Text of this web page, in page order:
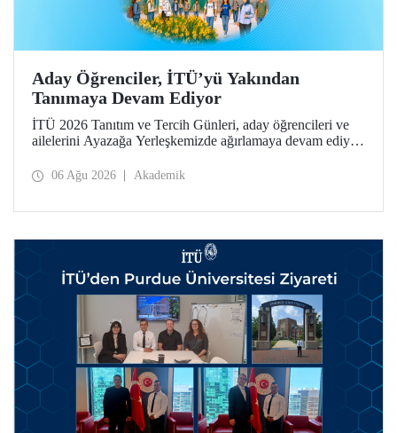
Aday Öğrenciler, İTÜ’yü Yakından
Tanımaya Devam Ediyor
İTÜ 2026 Tanıtım ve Tercih Günleri, aday öğrencileri ve
ailelerini Ayazağa Yerleşkemizde ağırlamaya devam ediyor.
ilgili fakülte ve birimler adaylara bilgi vermeye devam
06 Ağu 2026 Akademik